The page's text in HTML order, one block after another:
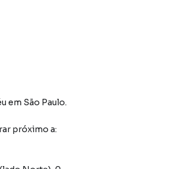
em São Paulo.
próximo a: